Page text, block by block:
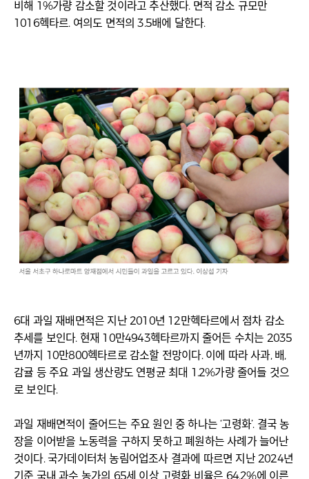
비해 1%가량 감소할 것이라고 추산했다. 면적 감소 규모만
1016헥타르. 여의도 면적의 3.5배에 달한다.
6대 과일 재배면적은 지난 2010년 12만헥타르에서 점차 감소
추세를 보인다. 현재 10만4943헥타르까지 줄어든 수치는 2035
년까지 10만800헥타르로 감소할 전망이다. 이에 따라 사과, 배,
감귤 등 주요 과일 생산량도 연평균 최대 1.2%가량 줄어들 것으
로 보인다.
과일 재배면적이 줄어드는 주요 원인 중 하나는 ‘고령화’. 결국 농
장을 이어받을 노동력을 구하지 못하고 폐원하는 사례가 늘어난
것이다. 국가데이터처 농림어업조사 결과에 따르면 지난 2024년
기준 국내 과수 농가의 65세 이상 고령화 비율은 64.2%에 이른